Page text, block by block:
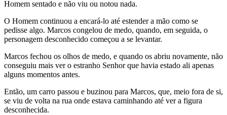
Homem sentado e não viu ou notou nada.
O Homem continuou a encará-lo até estender a mão como se
pedisse algo. Marcos congelou de medo, quando, em seguida, o
personagem desconhecido começou a se levantar.
Marcos fechou os olhos de medo, e quando os abriu novamente, não
conseguiu mais ver o estranho Senhor que havia estado ali apenas
alguns momentos antes.
Então, um carro passou e buzinou para Marcos, que, meio fora de si,
se viu de volta na rua onde estava caminhando até ver a figura
desconhecida.